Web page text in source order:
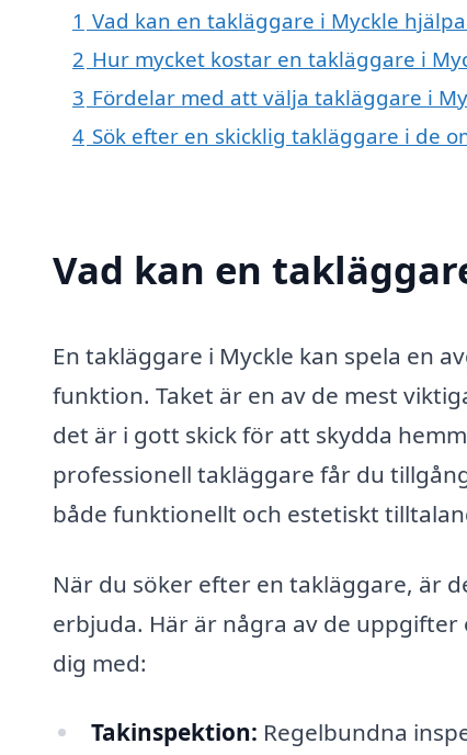
1 Vad kan en takläggare i Myckle
2 Hur mycket kostar en takläggare i
3 Fördelar med att välja takläggare i
4 Sök efter en skicklig takläggare i de
Vad kan en
En takläggare i Myckle kan spela en
funktion. Taket är en av de mest
det är i gott skick för att skydda
professionell takläggare får du
både funktionellt och estetiskt
När du söker efter en takläggare, är
erbjuda. Här är några av de
dig med:
Takinspektion: Regelbundna